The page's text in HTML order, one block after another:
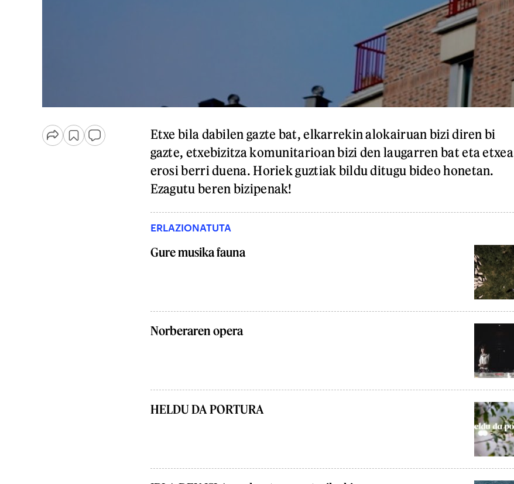
Etxe bila dabilen gazte bat, elkarrekin alokairuan bizi diren bi
gazte, etxebizitza komunitarioan bizi den laugarren bat eta etxea
erosi berri duena. Horiek guztiak bildu ditugu bideo honetan.
Ezagutu beren bizipenak!
ERLAZIONATUTA
Gure musika fauna
Norberaren opera
HELDU DA PORTURA